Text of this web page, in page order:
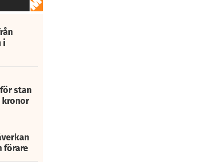
i
stan
förare